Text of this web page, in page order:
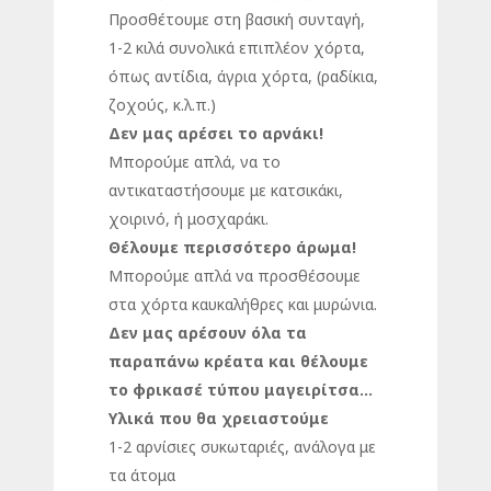
Προσθέτουμε στη βασική συνταγή,
1-2 κιλά συνολικά επιπλέον χόρτα,
όπως αντίδια, άγρια χόρτα, (ραδίκια,
ζοχούς, κ.λ.π.)
Δεν μας αρέσει το αρνάκι!
Μπορούμε απλά, να το
αντικαταστήσουμε με κατσικάκι,
χοιρινό, ή μοσχαράκι.
Θέλουμε περισσότερο άρωμα!
Μπορούμε απλά να προσθέσουμε
στα χόρτα καυκαλήθρες και μυρώνια.
Δεν μας αρέσουν όλα τα
παραπάνω κρέατα και θέλουμε
το φρικασέ τύπου μαγειρίτσα…
Υλικά που θα χρειαστούμε
1-2 αρνίσιες συκωταριές, ανάλογα με
τα άτομα